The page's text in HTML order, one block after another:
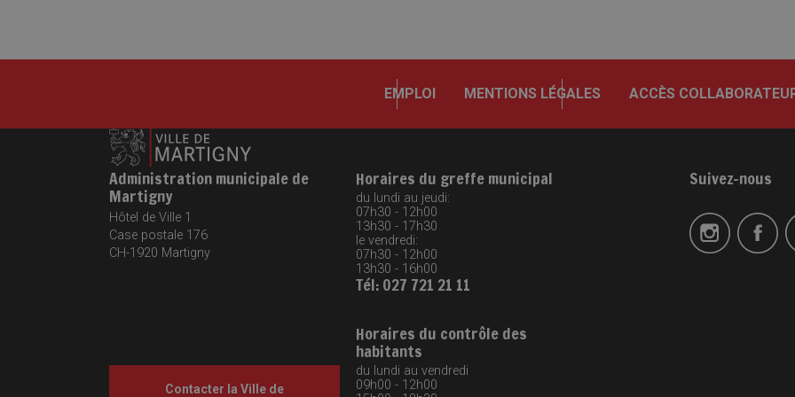
Administration municipale de
Martigny
Hôtel de Ville 1
Case postale 176
CH-1920 Martigny
Contacter la Ville de
Horaires du greffe municipal
du lundi au jeudi:
07h30 - 12h00
13h30 - 17h30
le vendredi:
07h30 - 12h00
13h30 - 16h00
Tél: 027 721 21 11
Horaires du contrôle des
habitants
du lundi au vendredi
09h00 - 12h00
EMPLOI MENTIONS LÉGALES ACCÈS
Suivez-nous